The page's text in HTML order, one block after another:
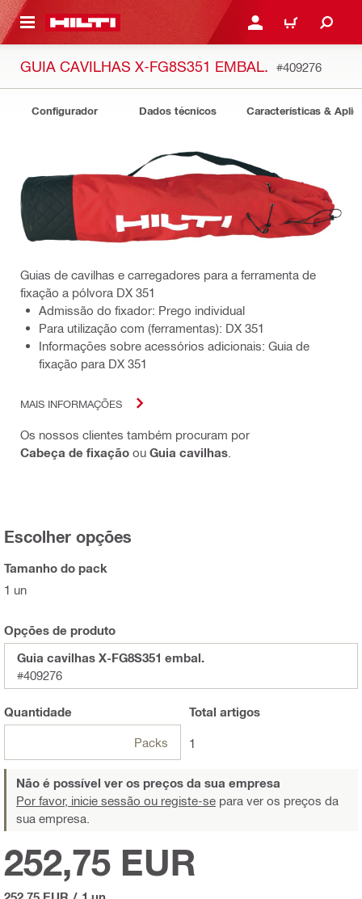
CONTENT ENTRAR OU REGISTAR
CARRINHO
GUIA CAVILHAS X-FG8S351 EMBAL. #409276
Configurador Dados técnicos Características &
Guias de cavilhas e carregadores para a ferramenta de
fixação a pólvora DX 351
Admissão do fixador: Prego individual
Para utilização com (ferramentas): DX 351
Informações sobre acessórios adicionais: Guia de
fixação para DX 351
MAIS INFORMAÇÕES
Os nossos clientes também procuram por
Cabeça de fixação ou Guia cavilhas
Escolher opções
Tamanho do pack
1 un
Opções de produto
Guia cavilhas X-FG8S351 embal.
#409276
Quantidade
Packs
Total artigos
1
Não é possível ver os preços da sua empresa
Por favor, inicie sessão ou registe-se para ver os preços da
sua empresa.
252,75 EUR